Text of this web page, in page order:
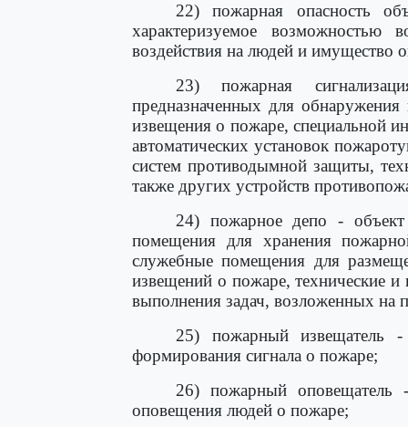
22) пожарная опасность
характеризуемое возможностью
воздействия на людей и имущество
23) пожарная
предназначенных для
извещения о пожаре, специальной
автоматических установок
систем противодымной защиты,
также других устройств
24) пожарное депо -
помещения для хранения
служебные помещения для
извещений о пожаре, технические
выполнения задач, возложенных на
25) пожарный извещатель -
формирования сигнала о пожаре;
26) пожарный оповещатель -
оповещения людей о пожаре;